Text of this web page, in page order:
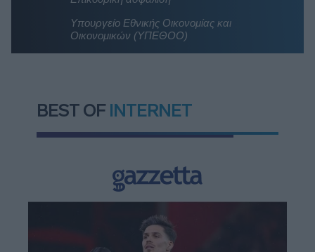
Υπουργείο Εθνικής Οικονομίας και
Οικονομικών (ΥΠΕΘΟΟ)
BEST OF INTERNET